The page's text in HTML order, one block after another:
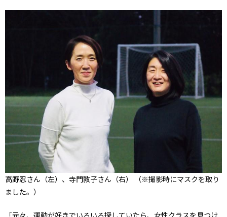
高野忍さん（左）、寺門敦子さん（右） （※撮影時にマスクを取り
ました。）
「元々、運動が好きでいろいろ探していたら、女性クラスを見つけ